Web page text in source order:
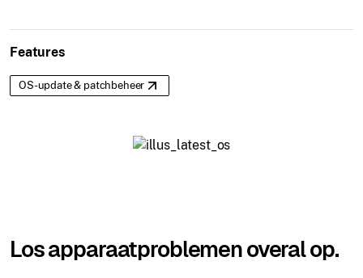
Features
OS-update & patchbeheer
Los apparaatproblemen overal op.